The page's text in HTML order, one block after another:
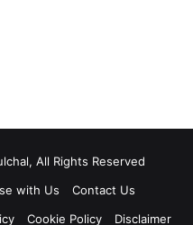
All Rights Reserved
with Us
Contact Us
Cookie Policy Disclaimer